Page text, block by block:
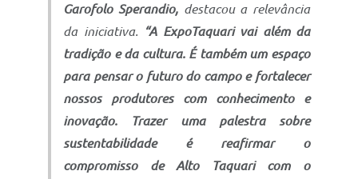
Garofolo Sperandio,destacou a relevância
da iniciativa.
“A ExpoTaquari vai além da
tradição e da cultura. É também um espaço
para pensar o futuro do campo e fortalecer
nossos produtores com conhecimento e
inovação. Trazer uma palestra sobre
sustentabilidade é reafirmar o
compromisso de Alto Taquari com o